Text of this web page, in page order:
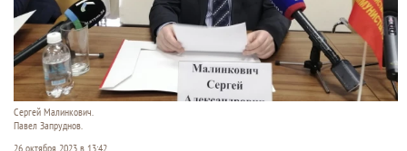
Сергей Малинкович.
Павел Запруднов.
26 октября 2023 в 13:42